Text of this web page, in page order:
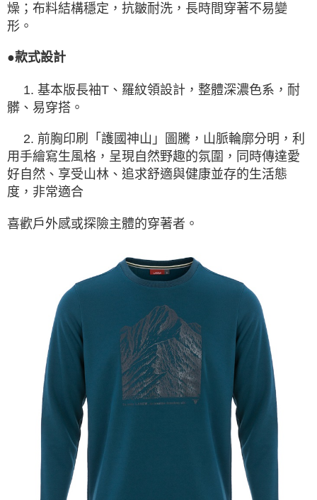
燥；布料結構穩定，抗皺耐洗，長時間穿著不易變
形。
●款式設計
1. 基本版長袖T、羅紋領設計，整體深濃色系，耐
髒、易穿搭。
2. 前胸印刷「護國神山」圖騰，山脈輪廓分明，利
用手繪寫生風格，呈現自然野趣的氛圍，同時傳達愛
好自然、享受山林、追求舒適與健康並存的生活態
度，非常適合
喜歡戶外感或探險主體的穿著者。